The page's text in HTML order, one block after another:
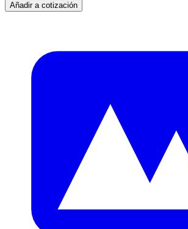
Añadir a cotización